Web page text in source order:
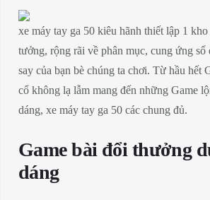
xe máy tay ga 50 kiêu hãnh thiết lập 1
tưởng, rộng rãi về phân mục, cung ứng số
say của bạn bè chúng ta chơi. Từ hầu hết
cổ không lạ lẫm mang đến những Game
dáng, xe máy tay ga 50 các chung đủ.
Game bài đổi thưởng
dáng